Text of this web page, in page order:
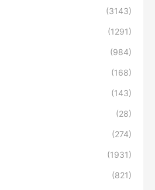
(3143)
(1291)
(984)
(168)
(143)
(28)
(274)
(1931)
(821)